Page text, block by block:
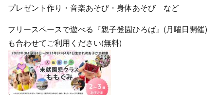
プレゼント作り・音楽あそび・身体あそび など
フリースペースで遊べる『親子登園ひろば』(月曜日開催)
も合わせてご利用ください(無料)